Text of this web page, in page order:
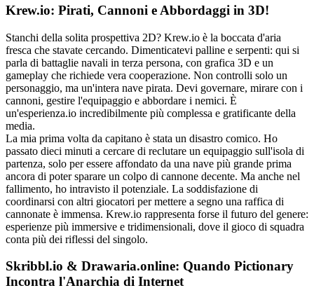
Krew.io: Pirati, Cannoni e Abbordaggi in 3D!
Stanchi della solita prospettiva 2D? Krew.io è la boccata d'aria
fresca che stavate cercando. Dimenticatevi palline e serpenti: qui si
parla di battaglie navali in terza persona, con grafica 3D e un
gameplay che richiede vera cooperazione. Non controlli solo un
personaggio, ma un'intera nave pirata. Devi governare, mirare con i
cannoni, gestire l'equipaggio e abbordare i nemici. È
un'esperienza.io incredibilmente più complessa e gratificante della
media.
La mia prima volta da capitano è stata un disastro comico. Ho
passato dieci minuti a cercare di reclutare un equipaggio sull'isola di
partenza, solo per essere affondato da una nave più grande prima
ancora di poter sparare un colpo di cannone decente. Ma anche nel
fallimento, ho intravisto il potenziale. La soddisfazione di
coordinarsi con altri giocatori per mettere a segno una raffica di
cannonate è immensa. Krew.io rappresenta forse il futuro del genere:
esperienze più immersive e tridimensionali, dove il gioco di squadra
conta più dei riflessi del singolo.
Skribbl.io & Drawaria.online: Quando Pictionary
Incontra l'Anarchia di Internet